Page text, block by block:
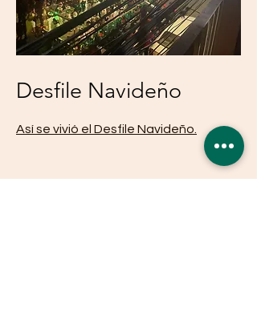
Desfile Navideño
Así se vivió el Desfile Navideño.